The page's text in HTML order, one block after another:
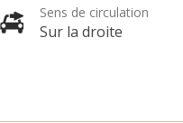
Sens de circulation
Sur la droite